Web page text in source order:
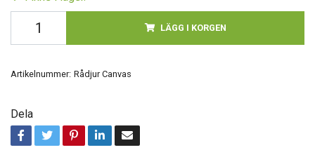
LÄGG I KORGEN
Artikelnummer: Rådjur Canvas
Dela